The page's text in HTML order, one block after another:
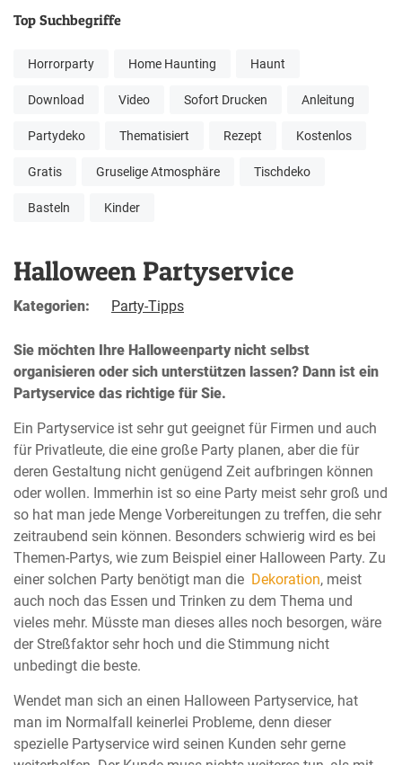
Top Suchbegriffe
Horrorparty Home Haunting Haunt
Download Video Sofort Drucken Anleitung
Partydeko Thematisiert Rezept Kostenlos
Gratis Gruselige Atmosphäre Tischdeko
Basteln Kinder
Halloween Partyservice
Kategorien: Party-Tipps
Sie möchten Ihre Halloweenparty nicht selbst
organisieren oder sich unterstützen lassen? Dann ist ein
Partyservice das richtige für Sie.
Ein Partyservice ist sehr gut geeignet für Firmen und auch
für Privatleute, die eine große Party planen, aber die für
deren Gestaltung nicht genügend Zeit aufbringen können
oder wollen. Immerhin ist so eine Party meist sehr groß und
so hat man jede Menge Vorbereitungen zu treffen, die sehr
zeitraubend sein können. Besonders schwierig wird es bei
Themen-Partys, wie zum Beispiel einer Halloween Party. Zu
einer solchen Party benötigt man die Dekoration, meist
auch noch das Essen und Trinken zu dem Thema und
vieles mehr. Müsste man dieses alles noch besorgen, wäre
der Streßfaktor sehr hoch und die Stimmung nicht
unbedingt die beste.
Wendet man sich an einen Halloween Partyservice, hat
man im Normalfall keinerlei Probleme, denn dieser
spezielle Partyservice wird seinen Kunden sehr gerne